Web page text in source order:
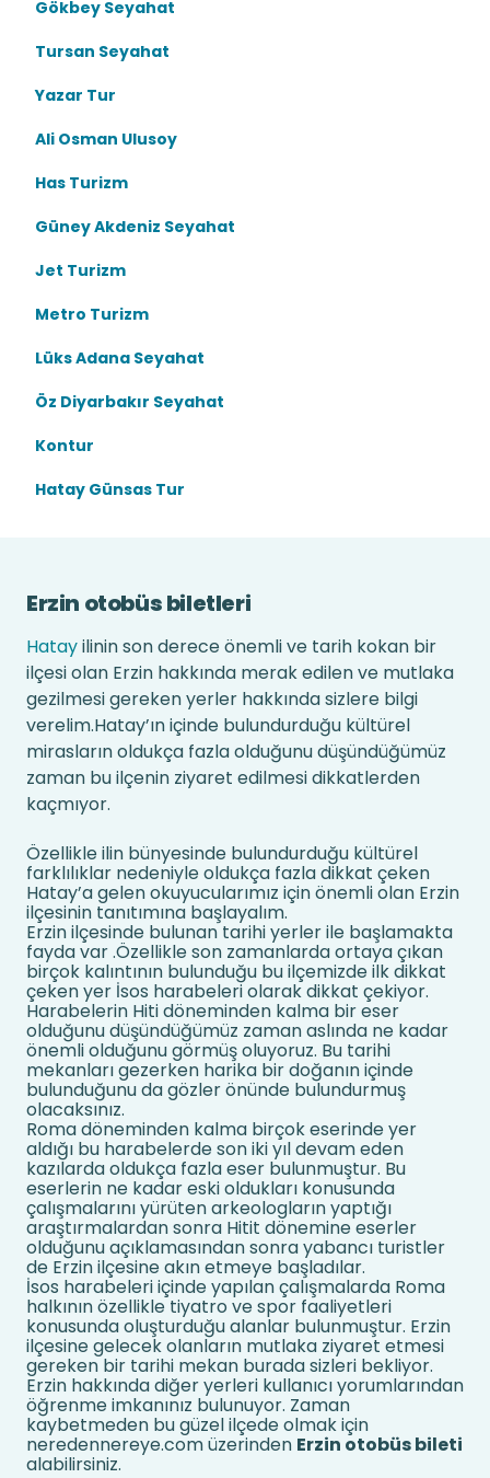
Gökbey Seyahat
Tursan Seyahat
Yazar Tur
Ali Osman Ulusoy
Has Turizm
Güney Akdeniz Seyahat
Jet Turizm
Metro Turizm
Lüks Adana Seyahat
Öz Diyarbakır Seyahat
Kontur
Hatay Günsas Tur
Erzin otobüs biletleri
Hatayilinin son derece önemli ve tarih kokan bir
ilçesi olan Erzin hakkında merak edilen ve mutlaka
gezilmesi gereken yerler hakkında sizlere bilgi
verelim.Hatay’ın içinde bulundurduğu kültürel
mirasların oldukça fazla olduğunu düşündüğümüz
zaman bu ilçenin ziyaret edilmesi dikkatlerden
kaçmıyor.
Özellikle ilin bünyesinde bulundurduğu kültürel
farklılıklar nedeniyle oldukça fazla dikkat çeken
Hatay’a gelen okuyucularımız için önemli olan Erzin
ilçesinin tanıtımına başlayalım.
Erzin ilçesinde bulunan tarihi yerler ile başlamakta
fayda var .Özellikle son zamanlarda ortaya çıkan
birçok kalıntının bulunduğu bu ilçemizde ilk dikkat
çeken yer İsos harabeleri olarak dikkat çekiyor.
Harabelerin Hiti döneminden kalma bir eser
olduğunu düşündüğümüz zaman aslında ne kadar
önemli olduğunu görmüş oluyoruz. Bu tarihi
mekanları gezerken harika bir doğanın içinde
bulunduğunu da gözler önünde bulundurmuş
olacaksınız.
Roma döneminden kalma birçok eserinde yer
aldığı bu harabelerde son iki yıl devam eden
kazılarda oldukça fazla eser bulunmuştur. Bu
eserlerin ne kadar eski oldukları konusunda
çalışmalarını yürüten arkeologların yaptığı
araştırmalardan sonra Hitit dönemine eserler
olduğunu açıklamasından sonra yabancı turistler
de Erzin ilçesine akın etmeye başladılar.
İsos harabeleri içinde yapılan çalışmalarda Roma
halkının özellikle tiyatro ve spor faaliyetleri
konusunda oluşturduğu alanlar bulunmuştur. Erzin
ilçesine gelecek olanların mutlaka ziyaret etmesi
gereken bir tarihi mekan burada sizleri bekliyor.
Erzin hakkında diğer yerleri kullanıcı yorumlarından
öğrenme imkanınız bulunuyor. Zaman
kaybetmeden bu güzel ilçede olmak için
neredennereye.com üzerinden Erzin otobüs bileti
alabilirsiniz.